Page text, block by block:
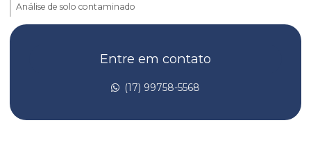
Análise de solo contaminado
Análise de solo laboratório
Avaliação de risco de toxicidade
Entre em contato
(17) 99758-5568